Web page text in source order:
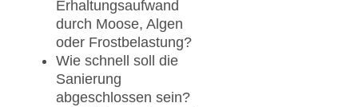
Erhaltungsaufwand
durch Moose, Algen
oder Frostbelastung?
Wie schnell soll die
Sanierung
abgeschlossen sein?